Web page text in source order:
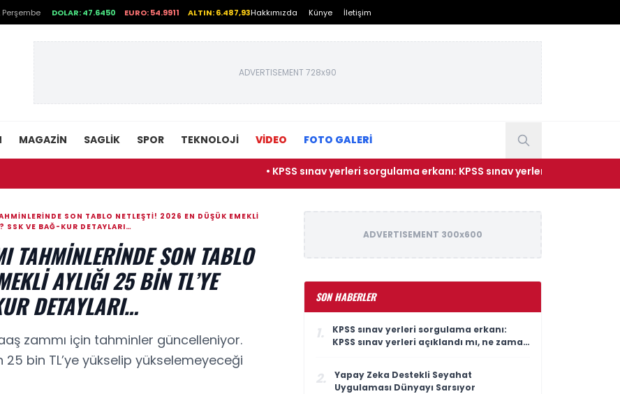
DOLAR: 47.6450 EURO: 54.9911 ALTIN: 6.487,93Hakkımızda Künye İletişim
ADVERTISEMENT 728x90
MAGAZIN SAGLIK SPOR TEKNOLOJI VİDEO FOTO GALERİ
• KPSS sınav yerleri sorgulama erkanı: KPSS sınav yerleri açıklandı mı, ne zaman
SON TABLO NETLEŞTI! 2026 EN DÜŞÜK EMEKLI
SSK VE BAĞ-KUR DETAYLARI…
TAHMINLERINDE SON TABLO
AYLIĞI 25 BIN TL’YE
DETAYLARI…
zammı için tahminler güncelleniyor.
25 bin TL’ye yükselip yükselemeyeceği
ADVERTISEMENT 300x600
SON HABERLER
1.
KPSS sınav yerleri sorgulama erkanı:
KPSS sınav yerleri açıklandı mı, ne zaman
2.
Yapay Zeka Destekli Seyahat
Uygulaması Dünyayı Sarsıyor